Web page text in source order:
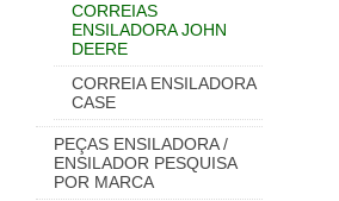
CORREIAS
ENSILADORA JOHN
DEERE
CORREIA ENSILADORA
CASE
PEÇAS ENSILADORA /
ENSILADOR PESQUISA
POR MARCA